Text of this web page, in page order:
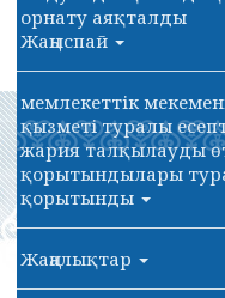
орнату аяқталды
Жаңыспай
мемлекеттік
қызметі туралы
жария талқылауды
қорытындылары
қорытынды
Жаңалықтар